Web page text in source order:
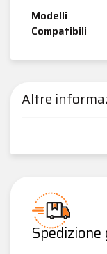
Modelli
Compatibili
Altre